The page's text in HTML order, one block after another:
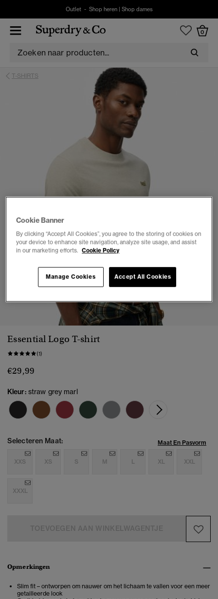
Outlet - Shop heren| Shop dames
0
T-SHIRTS
Essential Logo T-shirt
(1)
€29,99
Kleur: straw grey marl
Selecteren Maat: Maat En Pasvorm
XXS XS S M L XL XXL
XXXL
Opmerkingen
Slim fit – ontworpen om nauwer om het lichaam te vallen voor een meer
getailleerde look
Cookie Banner
By clicking “Accept All Cookies”, you agree to the storing of cookies on
your device to enhance site navigation, analyze site usage, and assist
in our marketing efforts. Cookie Policy
Accept All Cookies
Manage Cookies